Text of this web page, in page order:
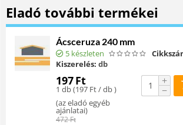
Eladó további termékei
Ácsceruza 240 mm
5 készleten
Kiszerelés: db
197Ft
1 db (197 Ft/ db )
(az eladó egyéb
ajánlatai)
472Ft
+
−